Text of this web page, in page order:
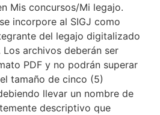
Mis concursos/Mi legajo.
incorpore al SIGJ como
del legajo digitalizado
archivos deberán ser
PDF y no podrán superar
tamaño de cinco (5)
llevar un nombre de
descriptivo que